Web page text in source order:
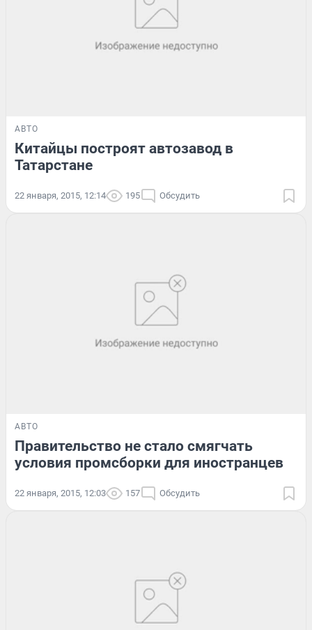
АВТО
Китайцы построят автозавод в
Татарстане
22 января, 2015, 12:14 195 Обсудить
АВТО
Правительство не стало смягчать
условия промсборки для иностранцев
22 января, 2015, 12:03 157 Обсудить